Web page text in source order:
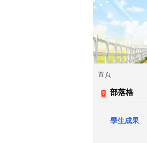
您
首頁
部落格
學生成果